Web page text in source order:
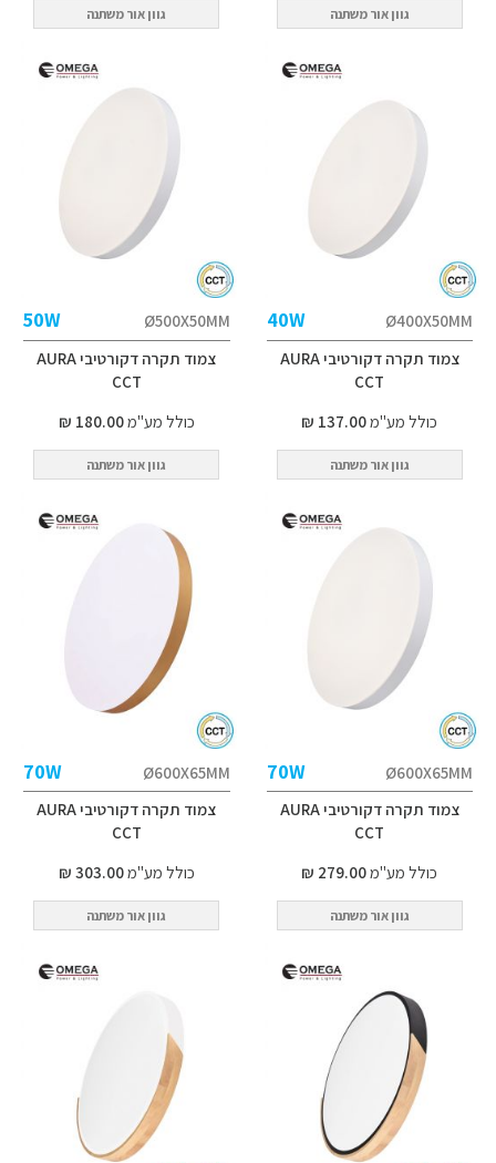
גוון אור משתנה גוון אור משתנה
Ø400X50MM
40W
צמוד תקרה דקורטיבי AURA
CCT
כולל מע"מ137.00 ₪
גוון אור משתנה
Ø500X50MM
50W
צמוד תקרה דקורטיבי AURA
CCT
כולל מע"מ180.00 ₪
גוון אור משתנה
Ø600X65MM
70W
צמוד תקרה דקורטיבי AURA
CCT
כולל מע"מ279.00 ₪
גוון אור משתנה
Ø600X65MM
70W
צמוד תקרה דקורטיבי AURA
CCT
כולל מע"מ303.00 ₪
גוון אור משתנה